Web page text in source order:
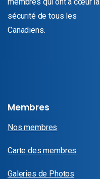
sécurité de tous les
Canadiens.
Membres
Nos membres
Carte des membres
Galeries de Photos